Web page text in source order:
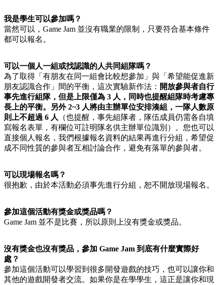
我是學生可以參加嗎？
當然可以，Game Jam 並沒有職業的限制，只要符合基本條件
都可以報名。
可以一個人一組或找認識的人共同組隊嗎？
為了取得「有朋友在同一組會比較想參加」與「希望能促進新
朋友認識合作」間的平衡，這次實驗新作法： 開放參與者自行
事先進行組隊，但是上限僅為 3 人，同時也提醒組隊時考慮專
長上的平衡。另外 2~3 人將由主辦單位安排湊組，一隊人數原
則上不超過 6 人
（也提醒， 事先組隊者，隊伍成員仍需各自填
寫報名表單，有欄位可註明隊名供主辦單位識別 ）。您也可以
直接個人報名，我們根據報名資料的結果再進行分組，希望促
成不同性質的參與者互相討論合作，避免有落單的參與者。
可以現場報名嗎？
很抱歉，由於本活動必須事先進行分組，恕不開放現場報名。
參加這個活動有獎金或獎品嗎？
Game Jam 並不是比賽，所以原則上沒有獎金或獎品。
沒有獎金也沒有獎品，參加 Game Jam 到底有什麼實際好
處？
參加這個活動可以學習到很多開發遊戲的技巧，也可以讓你和
其他的遊戲開發者交流。如果你是在學學生，這正是讓你和現